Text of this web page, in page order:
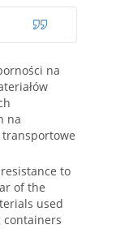
na
na
to
of the
used